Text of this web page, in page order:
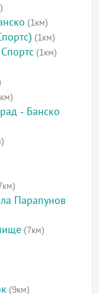
(1км)
(1км)
(1км)
- Банско
Парапунов
(7км)
(9км)